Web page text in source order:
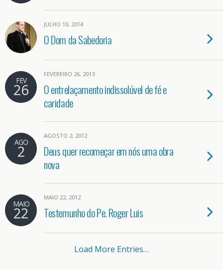
JULHO 10, 2014
O Dom da Sabedoria
FEV
26
FEVEREIRO 26, 2013
O entrelaçamento indissolúvel de fé e
caridade
AGO
2
AGOSTO 2, 2012
Deus quer recomeçar em nós uma obra
nova
MAIO
22
MAIO 22, 2012
Testemunho do Pe. Roger Luis
Load More Entries…